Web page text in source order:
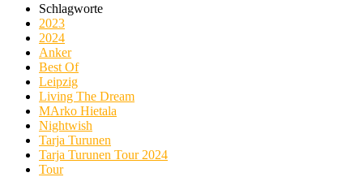
Schlagworte
2023
2024
Anker
Best Of
Leipzig
Living The Dream
MArko Hietala
Nightwish
Tarja Turunen
Tarja Turunen Tour 2024
Tour